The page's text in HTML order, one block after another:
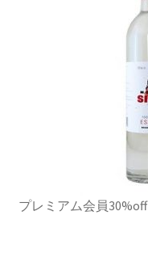
プレミアム会員30%off